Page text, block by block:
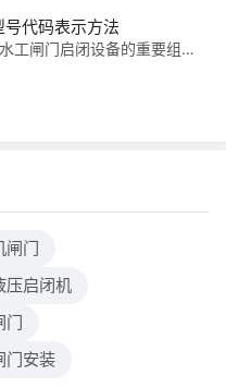
代码表示方法
工闸门启闭设备的重要组成
，常见的有普通卷扬启闭
闸门
压启闭机
门
门安装